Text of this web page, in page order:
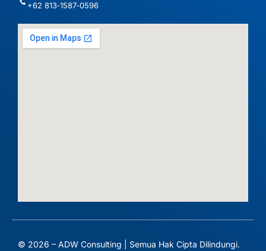
‪+62 813‑1587‑0596‬
© 2026 – ADW Consulting | Semua Hak Cipta Dilindungi.